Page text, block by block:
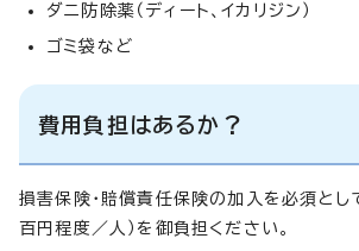
ダニ防除薬（ディート、イカリジン）
ゴミ袋など
費用負担はあるか？
損害保険・賠償責任保険の加入を必須とし
百円程度／人）を御負担ください。